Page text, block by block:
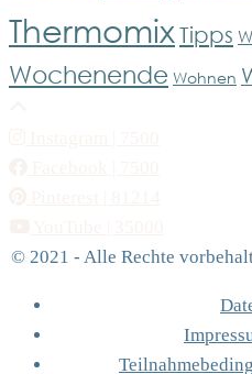
Thermomix Tipps
Wochenende Wohnen
© 2021 - Alle Rechte